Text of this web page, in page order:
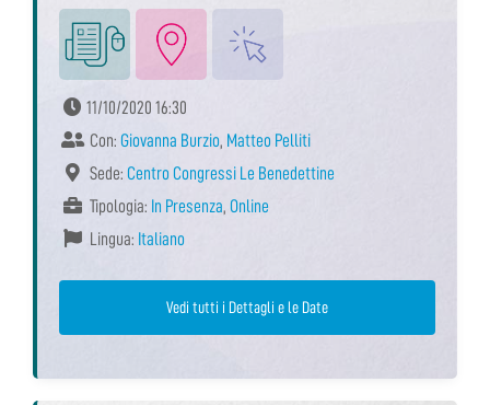
11/10/2020 16:30
Con: Giovanna Burzio, Matteo Pelliti
Sede: Centro Congressi Le Benedettine
Tipologia: In Presenza, Online
Lingua: Italiano
Vedi tutti i Dettagli e le Date